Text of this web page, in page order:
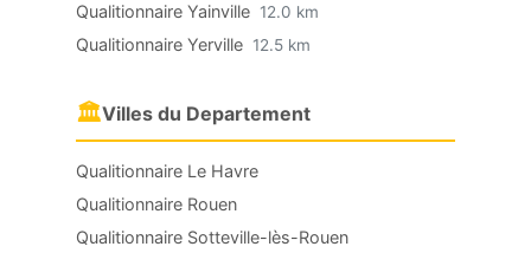
Qualitionnaire Yainville 12.0 km
Qualitionnaire Yerville 12.5 km
🏛Villes du Departement
Qualitionnaire Le Havre
Qualitionnaire Rouen
Qualitionnaire Sotteville-lès-Rouen